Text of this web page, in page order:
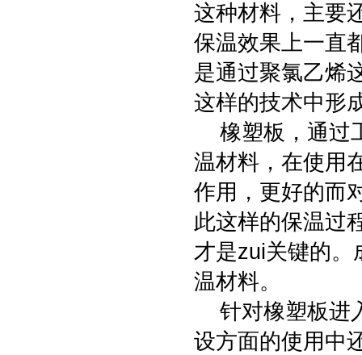
这种材料，主要
保温效果上一直
是通过聚氯乙烯
这样的技术中形
橡塑板，通过
温材料，在使用
作用，更好的而
此这样的保温过
才是zui关键的。
温材料。
针对橡塑板进
设方面的使用中